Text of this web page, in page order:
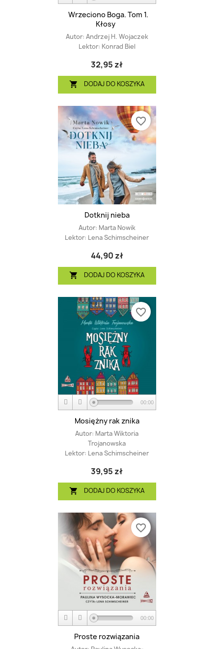
Wrzeciono Boga. Tom 1.
Kłosy
Autor: Andrzej H. Wojaczek
Lektor: Konrad Biel
32,95 zł
 DODAJ DO KOSZYKA
Dotknij nieba
Autor: Marta Nowik
Lektor: Lena Schimscheiner
44,90 zł
 DODAJ DO KOSZYKA
favorite_border
00:00
Mosiężny rak znika
Autor: Marta Wiktoria
Trojanowska
Lektor: Lena Schimscheiner
39,95 zł
 DODAJ DO KOSZYKA
favorite_border
00:00
Proste rozwiązania
favorite_border